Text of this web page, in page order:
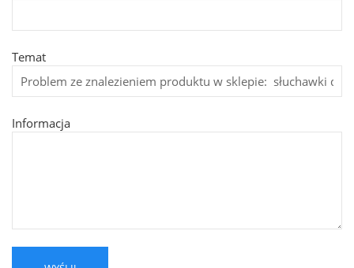
Temat
Informacja